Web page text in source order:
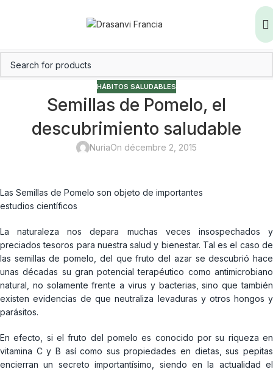
HÁBITOS SALUDABLES
Semillas de Pomelo, el
descubrimiento saludable
NuriaOn décembre 2, 2015
Las Semillas de Pomelo son objeto de importantes
estudios científicos
La naturaleza nos depara muchas veces insospechados y
preciados tesoros para nuestra salud y bienestar. Tal es el caso de
las semillas de pomelo, del que fruto del azar se descubrió hace
unas décadas su gran potencial terapéutico como antimicrobiano
natural, no solamente frente a virus y bacterias, sino que también
existen evidencias de que neutraliza levaduras y otros hongos y
parásitos.
En efecto, si el fruto del pomelo es conocido por su riqueza en
vitamina C y B así como sus propiedades en dietas, sus pepitas
encierran un secreto importantísimo, siendo en la actualidad el